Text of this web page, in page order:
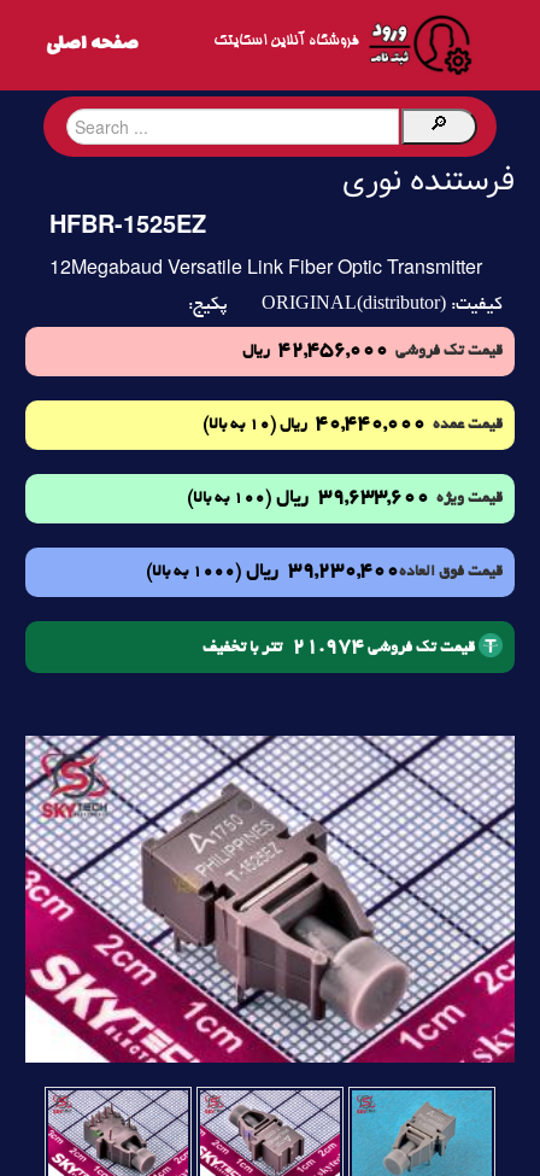
فروشگاه آنلاین اسکایتک
فرستنده نوری
HFBR-1525EZ
12Megabaud Versatile Link Fiber Optic Transmitter
کیفیت: ORIGINAL(distributor) پکیج:
قیمت تک فروشی 42,456,000 ریال
قیمت عمده 40,440,000 ریال (10 به بالا)
قیمت ویژه 39,633,600 ریال (100 به بالا)
قیمت فوق العاده39,230,400 ریال (1000 به بالا)
قیمت تک فروشی 21.974 تتر با تخفیف